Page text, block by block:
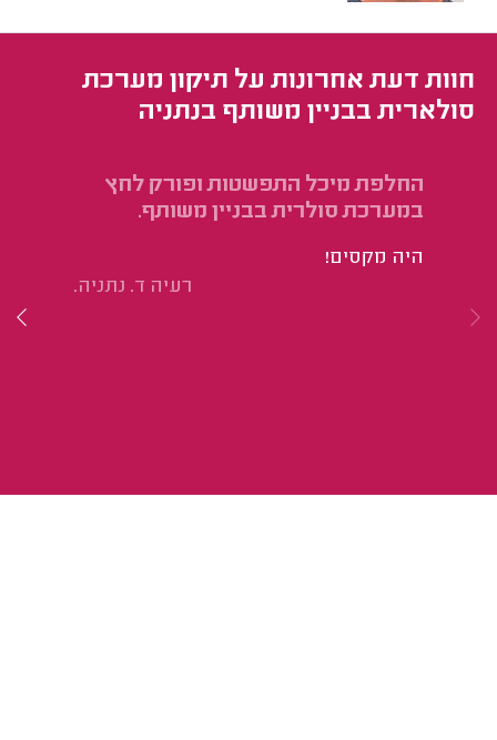
חוות דעת אחרונות על תיקון מערכת
סולארית בבניין משותף בנתניה
החלפת מיכל התפשטות ופורק לחץ
במערכת סולרית בבניין משותף.
היה מקסים!
רעיה ד. נתניה.